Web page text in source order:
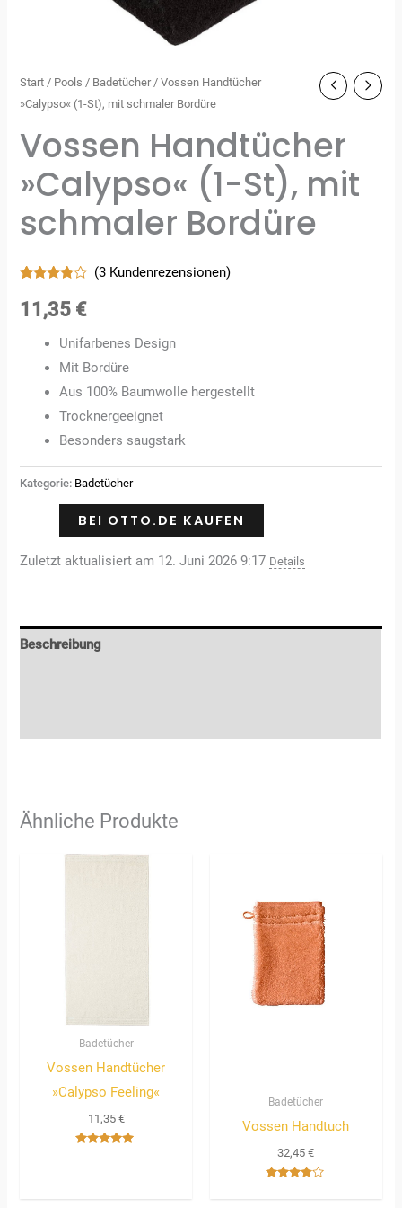
Start / Pools / Badetücher/ Vossen Handtücher
»Calypso« (1-St), mit schmaler Bordüre
Vossen Handtücher
»Calypso« (1-St), mit
schmaler Bordüre
mit
3.67
von 5,
(3 Kundenrezensionen)
11,35 €
Unifarbenes Design
Mit Bordüre
Aus 100% Baumwolle hergestellt
Trocknergeeignet
Besonders saugstark
Kategorie: Badetücher
BEI OTTO.DE KAUFEN
Zuletzt aktualisiert am 12. Juni 2026 9:17 Details
Beschreibung
Ähnliche Produkte
Badetücher
Vossen Handtücher
»Calypso Feeling«
11,35 €
Badetücher
Vossen Handtuch
32,45€